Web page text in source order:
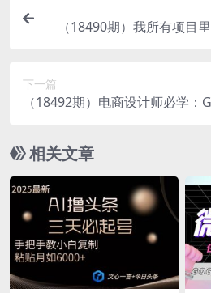
（18490期）我所有项目
下一篇
（18492期）电商设计师必学：
相关文章